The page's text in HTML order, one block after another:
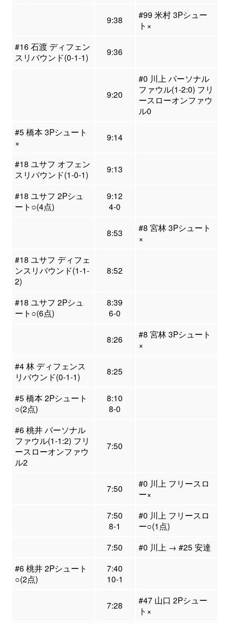
9:38
#99 米村 3Pシュー
ト×
#16 石渡 ディフェン
スリバウンド(0-1-1)
9:36
9:20
#0 川上 パーソナル
ファウル(1-2:0) フリ
ースローオンファウ
ル0
#5 橋本 3Pシュート
×
9:14
#18 ユサフ オフェン
スリバウンド(1-0-1)
9:13
#18 ユサフ 2Pシュ
ート○(4点)
9:12
4-0
8:53
#8 宮林 3Pシュート
×
#18 ユサフ ディフェ
ンスリバウンド(1-1-
2)
8:52
#18 ユサフ 2Pシュ
ート○(6点)
8:39
6-0
8:26
#8 宮林 3Pシュート
×
#4 林 ディフェンス
リバウンド(0-1-1)
8:25
#5 橋本 2Pシュート
○(2点)
8:10
8-0
#6 桃井 パーソナル
ファウル(1-1:2) フリ
ースローオンファウ
ル2
7:50
7:50
#0 川上 フリースロ
ー×
7:50
8-1
#0 川上 フリースロ
ー○(1点)
7:50
#0 川上 → #25 安達
#6 桃井 2Pシュート
○(2点)
7:40
10-1
7:28
#47 山口 2Pシュー
ト×